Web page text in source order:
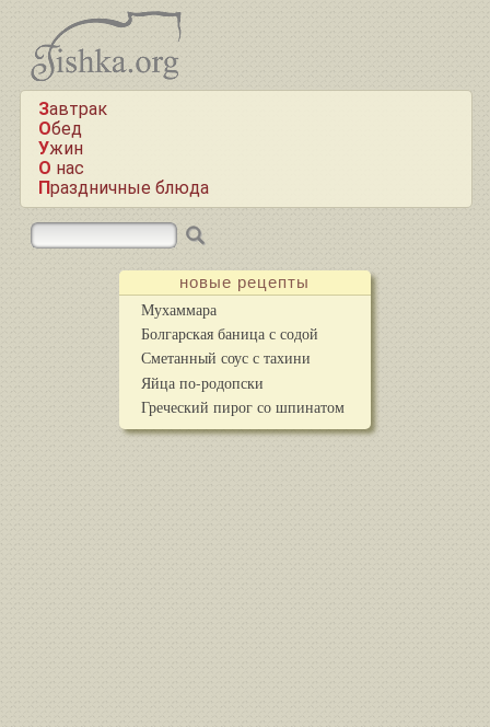
Завтрак
Обед
Ужин
О нас
Праздничные блюда
новые рецепты
Мухаммара
Болгарская баница с содой
Сметанный соус с тахини
Яйца по-родопски
Греческий пирог со шпинатом